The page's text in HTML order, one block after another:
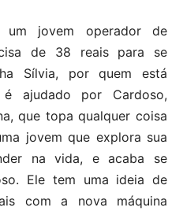
um jovem operador de
de 38 reais para se
Sílvia, por quem está
ajudado por Cardoso,
que topa qualquer coisa
jovem que explora sua
na vida, e acaba se
Ele tem uma ideia de
com a nova máquina